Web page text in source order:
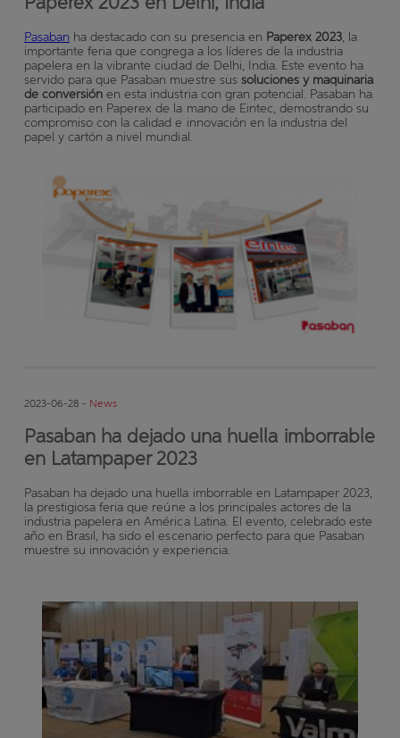
Pasaban ha destacado con su presencia en Paperex 2023 , la
importante feria que congrega a los líderes de la industria
papelera en la vibrante ciudad de Delhi, India. Este evento ha
servido para que Pasaban muestre sus soluciones y maquinaria
de conversión en esta industria con gran potencial. Pasaban ha
participado en Paperex de la mano de Eintec, demostrando su
compromiso con la calidad e innovación en la industria del
papel y cartón a nivel mundial.
2023-06-28 - News
Pasaban ha dejado una huella imborrable
en Latampaper 2023
Pasaban ha dejado una huella imborrable en Latampaper 2023,
la prestigiosa feria que reúne a los principales actores de la
industria papelera en América Latina. El evento, celebrado este
año en Brasil, ha sido el escenario perfecto para que Pasaban
muestre su innovación y experiencia.